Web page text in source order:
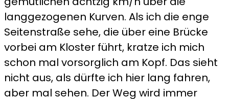
langgezogenen Kurven. Als ich die enge
Seitenstraße sehe, die über eine Brücke
vorbei am Kloster führt, kratze ich mich
schon mal vorsorglich am Kopf. Das sieht
nicht aus, als dürfte ich hier lang fahren,
aber mal sehen. Der Weg wird immer